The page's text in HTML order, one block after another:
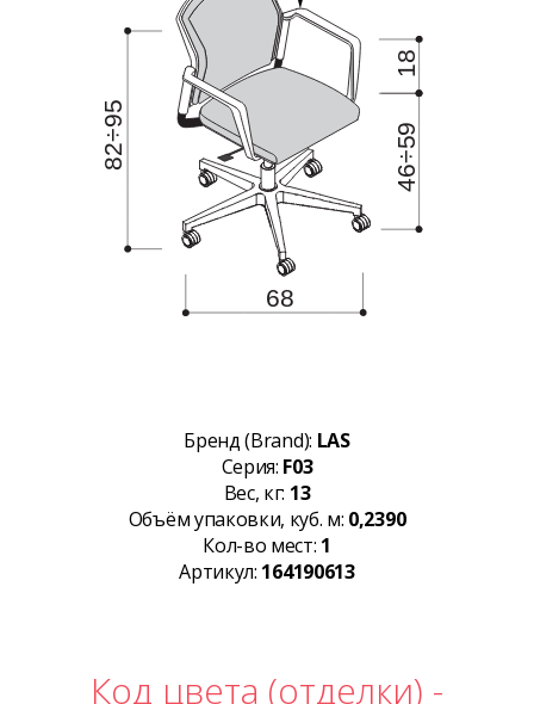
Бренд (Brand): LAS
Серия: F03
Вес, кг: 13
Объём упаковки, куб. м: 0,2390
Кол-во мест: 1
Артикул: 164190613
Код цвета (отделки) -